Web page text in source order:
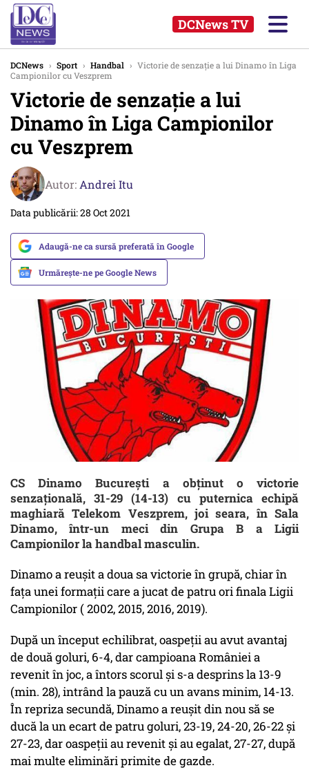
DCNews TV
DCNews › Sport › Handbal › Victorie de senzaţie a lui Dinamo în Liga
Campionilor cu Veszprem
Victorie de senzaţie a lui
Dinamo în Liga Campionilor
cu Veszprem
Autor: Andrei Itu
Data publicării: 28 Oct 2021
Adaugă-ne ca sursă preferată în Google
Urmărește-ne pe Google News
CS Dinamo Bucureşti a obţinut o victorie
senzaţională, 31-29 (14-13) cu puternica echipă
maghiară Telekom Veszprem, joi seara, în Sala
Dinamo, într-un meci din Grupa B a Ligii
Campionilor la handbal masculin.
Dinamo a reuşit a doua sa victorie în grupă, chiar în
faţa unei formaţii care a jucat de patru ori finala Ligii
Campionilor ( 2002, 2015, 2016, 2019).
După un început echilibrat, oaspeţii au avut avantaj
de două goluri, 6-4, dar campioana României a
revenit în joc, a întors scorul şi s-a desprins la 13-9
(min. 28), intrând la pauză cu un avans minim, 14-13.
În repriza secundă, Dinamo a reuşit din nou să se
ducă la un ecart de patru goluri, 23-19, 24-20, 26-22 şi
27-23, dar oaspeţii au revenit şi au egalat, 27-27, după
mai multe eliminări primite de gazde.